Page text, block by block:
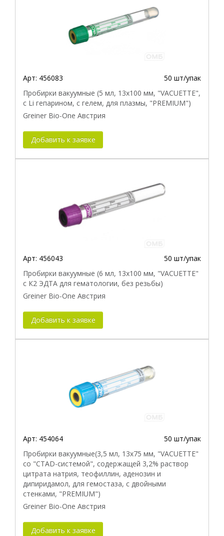
Арт: 456083
50 шт/упак
Пробирки вакуумные (5 мл, 13х100 мм, "VACUETTE",
с Li гепарином, с гелем, для плазмы, "PREMIUM")
Greiner Bio-One Австрия
Добавить к заявке
Арт: 456043
50 шт/упак
Пробирки вакуумные (6 мл, 13х100 мм, "VACUETTE"
с К2 ЭДТА для гематологии, без резьбы)
Greiner Bio-One Австрия
Добавить к заявке
Арт: 454064
50 шт/упак
Пробирки вакуумные(3,5 мл, 13х75 мм, "VACUETTE"
со "CTAD-системой", содержащей 3,2% раствор
цитрата натрия, теофиллин, аденозин и
дипиридамол, для гемостаза, с двойными
стенками, "PREMIUM")
Greiner Bio-One Австрия
Добавить к заявке